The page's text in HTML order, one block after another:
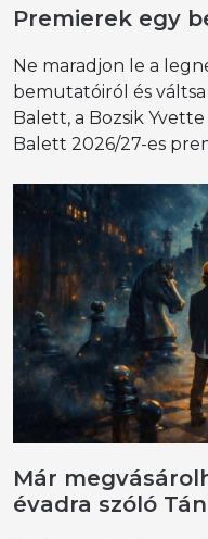
Premierek egy
Ne maradjon le a
bemutatóiról és
Balett, a Bozsik
Balett 2026/27-es
Már
évadra szóló